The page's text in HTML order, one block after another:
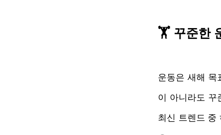
🏋️ 꾸준한
운동은 새해 목
이 아니라도 꾸
최신 트렌드 중